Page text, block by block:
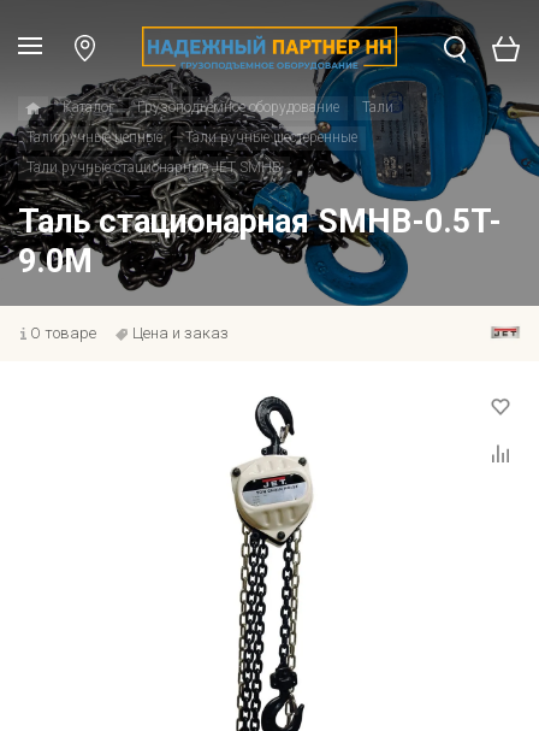
Каталог Грузоподъемное оборудование
Тали
Тали ручные цепные
Тали ручные шестеренные
Тали ручные стационарные JET SMHB
Таль стационарная SMHB-0.5T-
9.0M
О товаре Цена и заказ